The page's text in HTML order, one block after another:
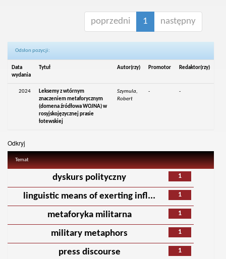
poprzedni 1 następny
Odsłon pozycji:
Data
wydania
Tytuł Autor(rzy) Promotor Redaktor(rzy)
2024
Leksemy z wtórnym
znaczeniem metaforycznym
(domena źródłowa WOJNA) w
rosyjskojęzycznej prasie
łotewskiej
Szymula,
Robert
- -
Odkryj
Temat
1
dyskurs polityczny
1
linguistic means of exerting infl...
1
metaforyka militarna
1
military metaphors
1
press discourse